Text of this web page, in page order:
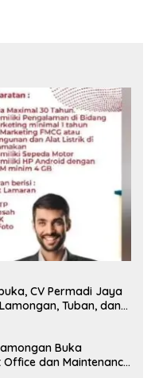
CV Permadi Jaya
Tuban, dan
Buka
dan Maintenance